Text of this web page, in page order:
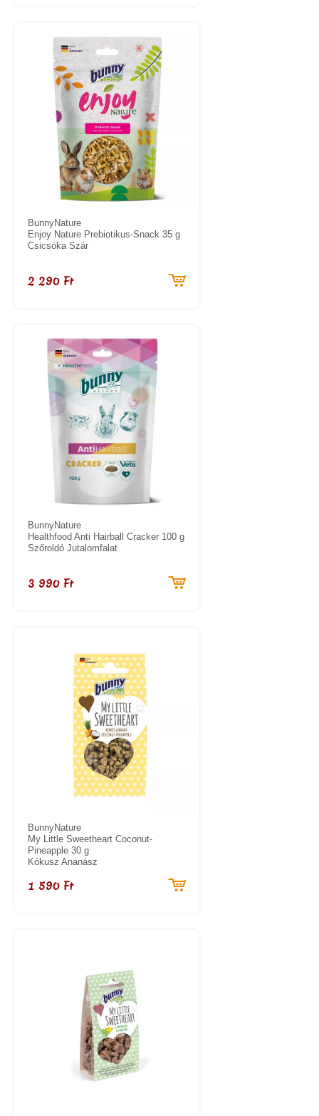
BunnyNature
Enjoy Nature Prebiotikus-Snack 35 g
Csicsóka Szár
2 290 Ft
BunnyNature
Healthfood Anti Hairball Cracker 100 g
Szőroldó Jutalomfalat
3 990 Ft
BunnyNature
My Little Sweetheart Coconut-
Pineapple 30 g
Kókusz Ananász
1 590 Ft